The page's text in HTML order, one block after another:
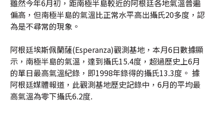
雖然今年6月初，距南極半島較近的阿根廷各地氣溫普遍
偏高，但南極半島的氣溫比正常水平高出攝氏20多度，認
為是不尋常的現象。
阿根廷埃斯佩蘭薩(Esperanza)觀測基地，本月6日數據顯
示，南極半島的氣溫，達到攝氏15.4度，超過歷史上6月
的單日最高氣溫紀錄，即1998年錄得的攝氏13.3度。 據
阿根廷媒體報道，此觀測基地歷史記錄中，6月的平均最
高氣溫為零下攝氏6.2度.